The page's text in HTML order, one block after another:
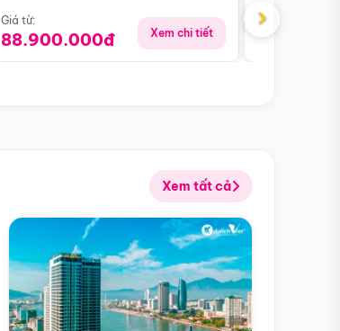
Giá từ:
88.900.000đ Xem chi tiết
Giá từ:
›
Xem tất cả